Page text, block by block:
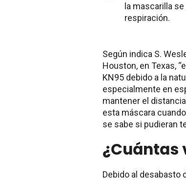
la mascarilla
respiración.
Según indica S.
Houston, en Texas,
KN95 debido a la
especialmente en
mantener el
esta máscara
se sabe si pudieran
¿Cuántas
Debido al desabasto